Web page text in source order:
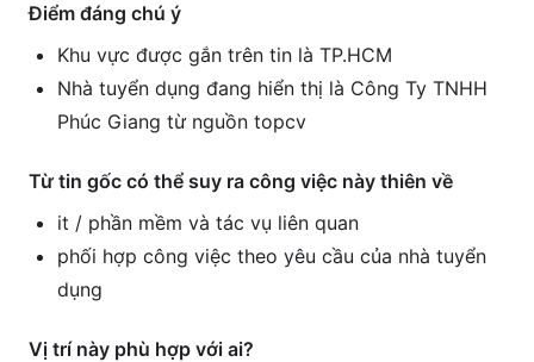
Điểm đáng chú ý
Khu vực được gắn trên tin là TP.HCM
Nhà tuyển dụng đang hiển thị là Công Ty TNHH
Phúc Giang từ nguồn topcv
Từ tin gốc có thể suy ra công việc này thiên về
it / phần mềm và tác vụ liên quan
phối hợp công việc theo yêu cầu của nhà tuyển
dụng
Vị trí này phù hợp với ai?